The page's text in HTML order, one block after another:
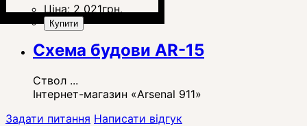
Ціна: 2 021грн.
Купити
Схема будови AR-15
Ствол ...
Інтернет-магазин «Arsenal 911»
Задати питання Написати відгук